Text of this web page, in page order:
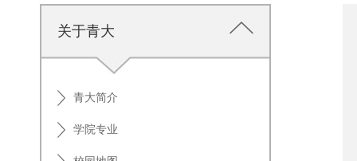
关于青大
青大简介
学院专业